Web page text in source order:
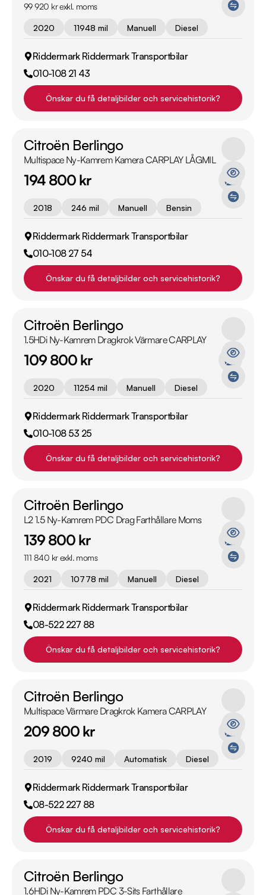
99 920 kr exkl. moms
2020 11948 mil Manuell Diesel
Riddermark Riddermark Transportbilar
010-108 21 43
Önskar du få detaljbilder och servicehistorik?
Citroën Berlingo
Multispace Ny-Kamrem Kamera CARPLAY LÅGMIL
194 800 kr
2018 246 mil Manuell Bensin
Riddermark Riddermark Transportbilar
010-108 27 54
Önskar du få detaljbilder och servicehistorik?
Citroën Berlingo
1.5HDi Ny-Kamrem Dragkrok Värmare CARPLAY
109 800 kr
2020 11254 mil Manuell Diesel
Riddermark Riddermark Transportbilar
010-108 53 25
Önskar du få detaljbilder och servicehistorik?
Citroën Berlingo
L2 1.5 Ny-Kamrem PDC Drag Farthållare Moms
139 800 kr
111 840 kr exkl. moms
2021 10778 mil Manuell Diesel
Riddermark Riddermark Transportbilar
08-522 227 88
Önskar du få detaljbilder och servicehistorik?
Citroën Berlingo
Multispace Värmare Dragkrok Kamera CARPLAY
209 800 kr
2019 9240 mil Automatisk Diesel
Riddermark Riddermark Transportbilar
08-522 227 88
Önskar du få detaljbilder och servicehistorik?
Citroën Berlingo
1.6HDi Ny-Kamrem PDC 3-Sits Farthållare